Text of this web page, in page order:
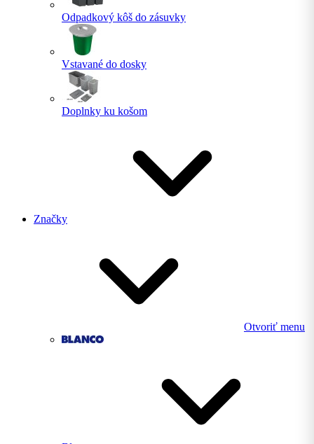
Odpadkový kôš do zásuvky
Vstavané do dosky
Doplnky ku košom
Značky
Otvoriť menu